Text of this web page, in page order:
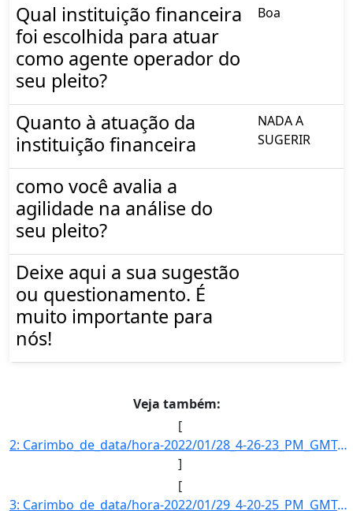
Qual instituição financeira
foi escolhida para atuar
como agente operador do
seu pleito?
Boa
Quanto à atuação da
instituição financeira
NADA A
SUGERIR
como você avalia a
agilidade na análise do
seu pleito?
Deixe aqui a sua sugestão
ou questionamento. É
muito importante para
nós!
Veja também:
[
2: Carimbo_de_data/hora-2022/01/28_4-26-23_PM_GMT-3-Informe_a_razao_social_da_empresa--Solaris_Transmis]
]
[
3: Carimbo_de_data/hora-2022/01/29_4-20-25_PM_GMT-3-Informe_a_razao_social_da_empresa--D_Granel_Transpo]